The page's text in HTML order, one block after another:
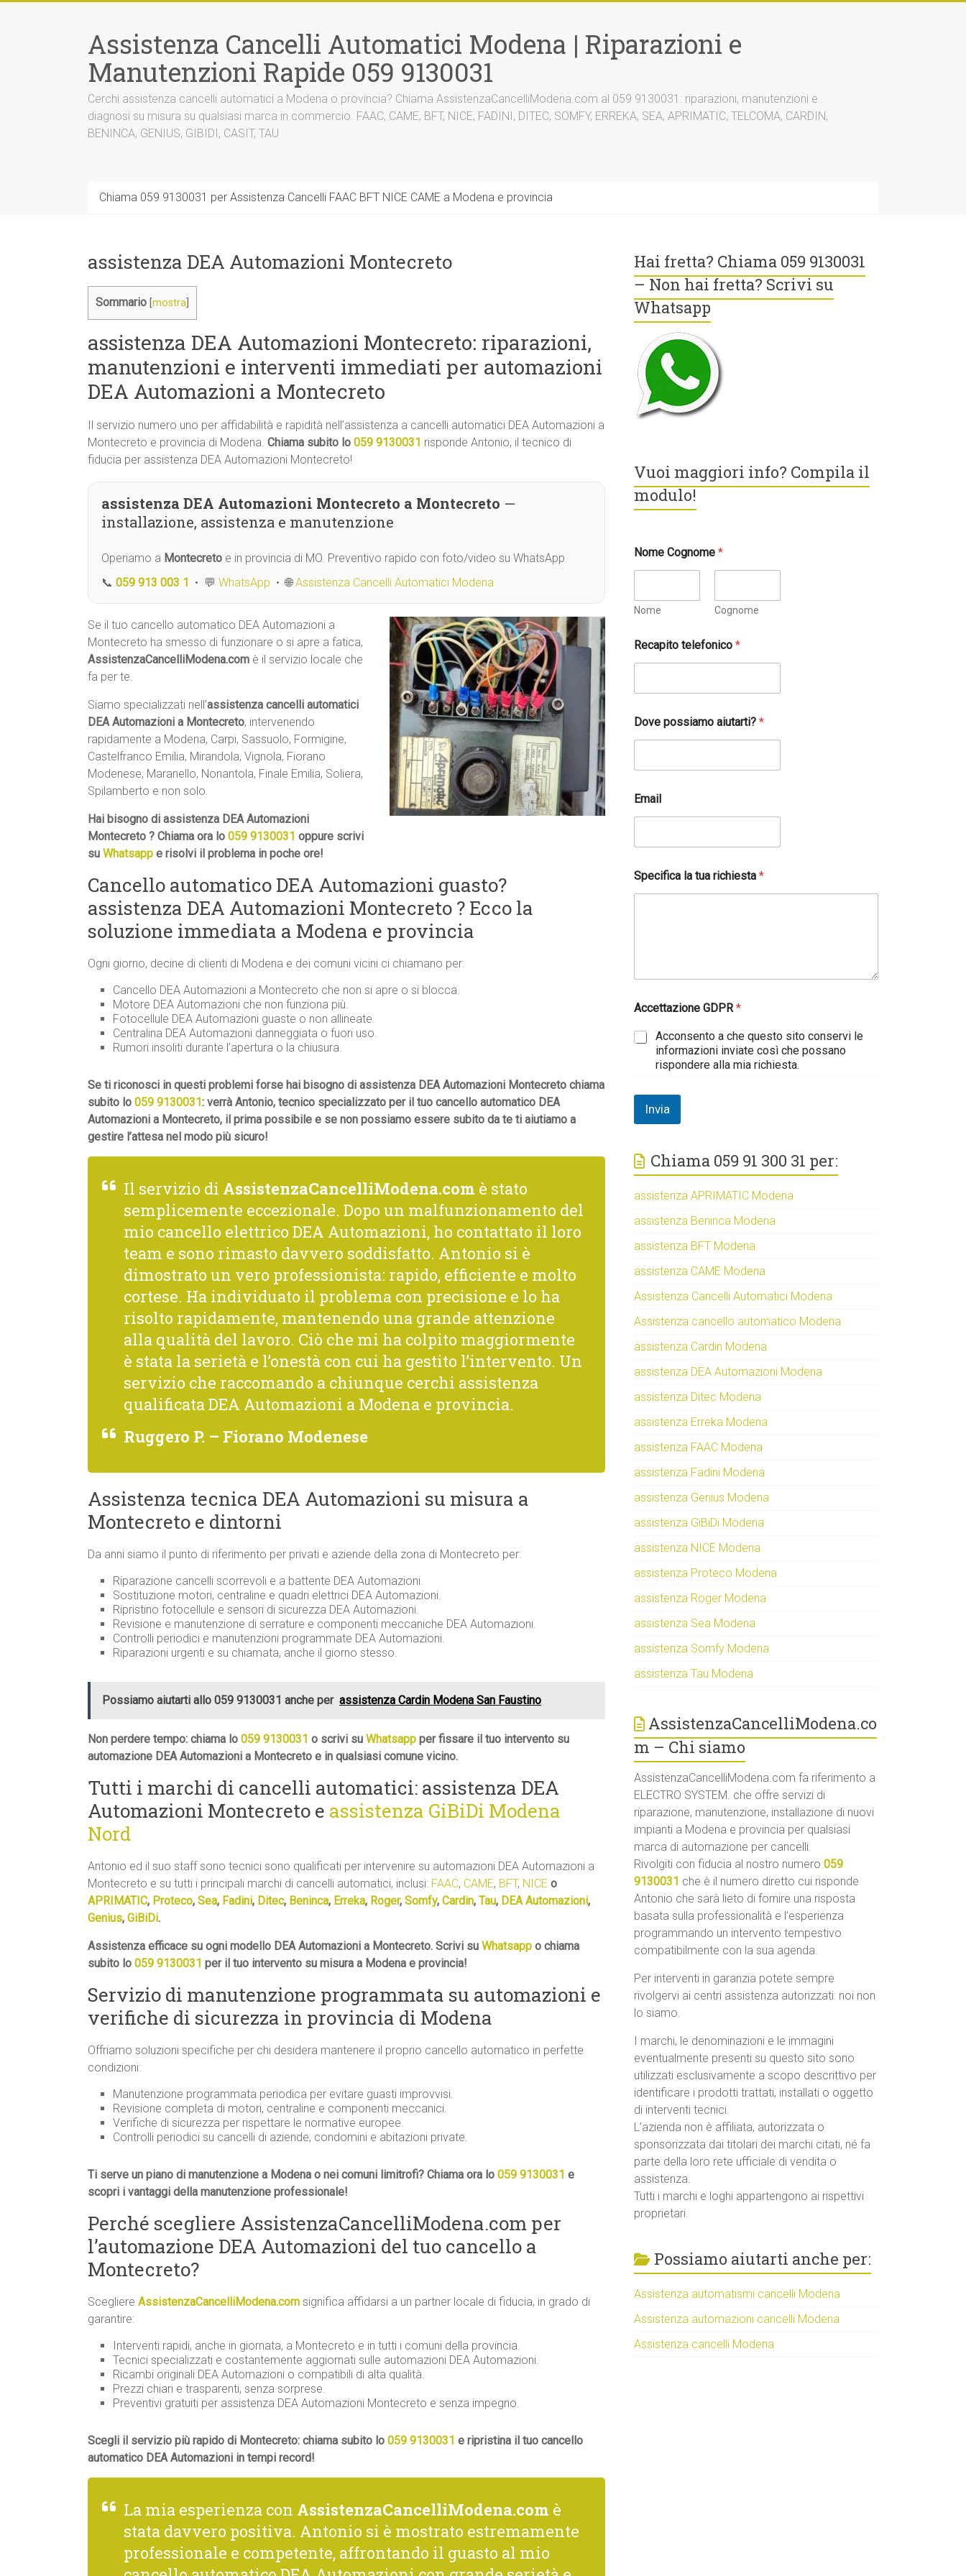
Assistenza Cancelli Automatici Modena | Riparazioni e
Manutenzioni Rapide 059 9130031
Cerchi assistenza cancelli automatici a Modena o provincia? Chiama AssistenzaCancelliModena.com al 059 9130031: riparazioni, manutenzioni e
diagnosi su misura su qualsiasi marca in commercio. FAAC, CAME, BFT, NICE, FADINI, DITEC, SOMFY, ERREKA, SEA, APRIMATIC, TELCOMA, CARDIN,
BENINCA, GENIUS, GIBIDI, CASIT, TAU
Chiama 059 9130031 per Assistenza Cancelli FAAC BFT NICE CAME a Modena e provincia
assistenza DEA Automazioni Montecreto
Sommario mostra
assistenza DEA Automazioni Montecreto: riparazioni,
manutenzioni e interventi immediati per automazioni
DEA Automazioni a Montecreto
Il servizio numero uno per affidabilità e rapidità nell’assistenza a cancelli automatici DEA Automazioni a
Montecreto e provincia di Modena. Chiama subito lo 059 9130031 risponde Antonio, il tecnico di
fiducia per assistenza DEA Automazioni Montecreto!
assistenza DEA Automazioni Montecreto a Montecreto —
installazione, assistenza e manutenzione
Operiamo a Montecreto e in provincia di MO. Preventivo rapido con foto/video su WhatsApp.
📞 059 913 003 1 • 💬 WhatsApp • 🌐Assistenza Cancelli Automatici Modena
Se il tuo cancello automatico DEA Automazioni a
Montecreto ha smesso di funzionare o si apre a fatica,
AssistenzaCancelliModena.com è il servizio locale che
fa per te.
Siamo specializzati nell’assistenza cancelli automatici
DEA Automazioni a Montecreto, intervenendo
rapidamente a Modena, Carpi, Sassuolo, Formigine,
Castelfranco Emilia, Mirandola, Vignola, Fiorano
Modenese, Maranello, Nonantola, Finale Emilia, Soliera,
Spilamberto e non solo.
Hai bisogno di assistenza DEA Automazioni
Montecreto ? Chiama ora lo 059 9130031 oppure scrivi
su Whatsapp e risolvi il problema in poche ore!
Cancello automatico DEA Automazioni guasto?
assistenza DEA Automazioni Montecreto ? Ecco la
soluzione immediata a Modena e provincia
Ogni giorno, decine di clienti di Modena e dei comuni vicini ci chiamano per:
Cancello DEA Automazioni a Montecreto che non si apre o si blocca.
Motore DEA Automazioni che non funziona più.
Fotocellule DEA Automazioni guaste o non allineate.
Centralina DEA Automazioni danneggiata o fuori uso.
Rumori insoliti durante l’apertura o la chiusura.
Se ti riconosci in questi problemi forse hai bisogno di assistenza DEA Automazioni Montecreto chiama
subito lo 059 9130031 : verrà Antonio, tecnico specializzato per il tuo cancello automatico DEA
Automazioni a Montecreto, il prima possibile e se non possiamo essere subito da te ti aiutiamo a
gestire l’attesa nel modo più sicuro!
Il servizio di AssistenzaCancelliModena.com è stato
semplicemente eccezionale. Dopo un malfunzionamento del
mio cancello elettrico DEA Automazioni, ho contattato il loro
team e sono rimasto davvero soddisfatto. Antonio si è
dimostrato un vero professionista: rapido, efficiente e molto
cortese. Ha individuato il problema con precisione e lo ha
risolto rapidamente, mantenendo una grande attenzione
alla qualità del lavoro. Ciò che mi ha colpito maggiormente
è stata la serietà e l’onestà con cui ha gestito l’intervento. Un
servizio che raccomando a chiunque cerchi assistenza
qualificata DEA Automazioni a Modena e provincia.
Ruggero P. – Fiorano Modenese
Assistenza tecnica DEA Automazioni su misura a
Montecreto e dintorni
Da anni siamo il punto di riferimento per privati e aziende della zona di Montecreto per:
Riparazione cancelli scorrevoli e a battente DEA Automazioni.
Sostituzione motori, centraline e quadri elettrici DEA Automazioni.
Ripristino fotocellule e sensori di sicurezza DEA Automazioni.
Revisione e manutenzione di serrature e componenti meccaniche DEA Automazioni.
Controlli periodici e manutenzioni programmate DEA Automazioni.
Riparazioni urgenti e su chiamata, anche il giorno stesso.
Possiamo aiutarti allo 059 9130031 anche per assistenza Cardin Modena San Faustino
Non perdere tempo: chiama lo 059 9130031 o scrivi su Whatsapp per fissare il tuo intervento su
automazione DEA Automazioni a Montecreto e in qualsiasi comune vicino.
Tutti i marchi di cancelli automatici: assistenza DEA
Automazioni Montecreto e assistenza GiBiDi Modena
Nord
Antonio ed il suo staff sono tecnici sono qualificati per intervenire su automazioni DEA Automazioni a
Montecreto e su tutti i principali marchi di cancelli automatici, inclusi: FAAC, CAME, BFT, NICE o
APRIMATIC, Proteco, Sea, Fadini, Ditec, Beninca, Erreka, Roger, Somfy, Cardin, Tau, DEA Automazioni,
Genius, GiBiDi.
Assistenza efficace su ogni modello DEA Automazioni a Montecreto. Scrivi su Whatsapp o chiama
subito lo 059 9130031 per il tuo intervento su misura a Modena e provincia!
Servizio di manutenzione programmata su automazioni e
verifiche di sicurezza in provincia di Modena
Offriamo soluzioni specifiche per chi desidera mantenere il proprio cancello automatico in perfette
condizioni:
Manutenzione programmata periodica per evitare guasti improvvisi.
Revisione completa di motori, centraline e componenti meccanici.
Verifiche di sicurezza per rispettare le normative europee.
Controlli periodici su cancelli di aziende, condomini e abitazioni private.
Ti serve un piano di manutenzione a Modena o nei comuni limitrofi? Chiama ora lo 059 9130031 e
scopri i vantaggi della manutenzione professionale!
Perché scegliere AssistenzaCancelliModena.com per
l’automazione DEA Automazioni del tuo cancello a
Montecreto?
Scegliere AssistenzaCancelliModena.com significa affidarsi a un partner locale di fiducia, in grado di
garantire:
Interventi rapidi, anche in giornata, a Montecreto e in tutti i comuni della provincia.
Tecnici specializzati e costantemente aggiornati sulle automazioni DEA Automazioni.
Ricambi originali DEA Automazioni o compatibili di alta qualità.
Prezzi chiari e trasparenti, senza sorprese.
Preventivi gratuiti per assistenza DEA Automazioni Montecreto e senza impegno.
Scegli il servizio più rapido di Montecreto: chiama subito lo 059 9130031 e ripristina il tuo cancello
automatico DEA Automazioni in tempi record!
La mia esperienza con AssistenzaCancelliModena.com è
stata davvero positiva. Antonio si è mostrato estremamente
professionale e competente, affrontando il guasto al mio
Hai fretta? Chiama 059 9130031
– Non hai fretta? Scrivi su
Whatsapp
Vuoi maggiori info? Compila il
modulo!
Nome Cognome*
Nome Cognome
Recapito telefonico*
Dove possiamo aiutarti?*
Email
Specifica la tua richiesta*
A
a
i
e
G
P
R
Accettazione GDPR*
Acconsento a che questo sito conservi le
informazioni inviate così che possano
rispondere alla mia richiesta.
Invia
Chiama 059 91 300 31 per:
assistenza APRIMATIC Modena
assistenza Beninca Modena
assistenza BFT Modena
assistenza CAME Modena
Assistenza Cancelli Automatici Modena
Assistenza cancello automatico Modena
assistenza Cardin Modena
assistenza DEA Automazioni Modena
assistenza Ditec Modena
assistenza Erreka Modena
assistenza FAAC Modena
assistenza Fadini Modena
assistenza Genius Modena
assistenza GiBiDi Modena
assistenza NICE Modena
assistenza Proteco Modena
assistenza Roger Modena
assistenza Sea Modena
assistenza Somfy Modena
assistenza Tau Modena
AssistenzaCancelliModena.co
m – Chi siamo
AssistenzaCancelliModena.com fa riferimento a
ELECTRO SYSTEM. che offre servizi di
riparazione, manutenzione, installazione di nuovi
impianti a Modena e provincia per qualsiasi
marca di automazione per cancelli.
Rivolgiti con fiducia al nostro numero059
9130031 che è il numero diretto cui risponde
Antonio che sarà lieto di fornire una risposta
basata sulla professionalità e l’esperienza
programmando un intervento tempestivo
compatibilmente con la sua agenda.
Per interventi in garanzia potete sempre
rivolgervi ai centri assistenza autorizzati: noi non
lo siamo.
I marchi, le denominazioni e le immagini
eventualmente presenti su questo sito sono
utilizzati esclusivamente a scopo descrittivo per
identificare i prodotti trattati, installati o oggetto
di interventi tecnici.
L’azienda non è affiliata, autorizzata o
sponsorizzata dai titolari dei marchi citati, né fa
parte della loro rete ufficiale di vendita o
assistenza.
Tutti i marchi e loghi appartengono ai rispettivi
proprietari.
Possiamo aiutarti anche per:
Assistenza automatismi cancelli Modena
Assistenza automazioni cancelli Modena
Assistenza cancelli Modena